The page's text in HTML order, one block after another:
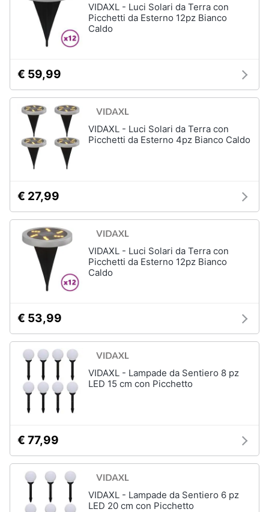
VIDAXL - Luci Solari da Terra con
Picchetti da Esterno 12pz Bianco
Caldo
€ 59,99
VIDAXL - Luci Solari da Terra con
Picchetti da Esterno 4pz Bianco Caldo
€ 27,99
VIDAXL - Luci Solari da Terra con
Picchetti da Esterno 12pz Bianco
Caldo
€ 53,99
VIDAXL - Lampade da Sentiero 8 pz
LED 15 cm con Picchetto
€ 77,99
VIDAXL - Lampade da Sentiero 6 pz
LED 20 cm con Picchetto